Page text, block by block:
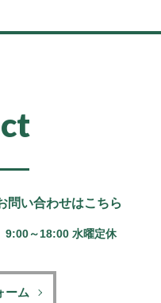
問い合わせはこちら
9:00～18:00 水曜定休
ーム